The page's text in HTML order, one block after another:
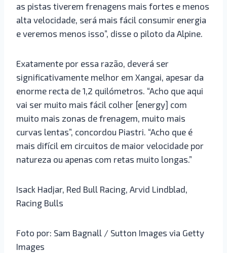
as pistas tiverem frenagens mais fortes e menos
alta velocidade, será mais fácil consumir energia
e veremos menos isso”, disse o piloto da Alpine.
Exatamente por essa razão, deverá ser
significativamente melhor em Xangai, apesar da
enorme recta de 1,2 quilómetros. “Acho que aqui
vai ser muito mais fácil colher [energy] com
muito mais zonas de frenagem, muito mais
curvas lentas”, concordou Piastri. “Acho que é
mais difícil em circuitos de maior velocidade por
natureza ou apenas com retas muito longas.”
Isack Hadjar, Red Bull Racing, Arvid Lindblad,
Racing Bulls
Foto por: Sam Bagnall / Sutton Images via Getty
Images